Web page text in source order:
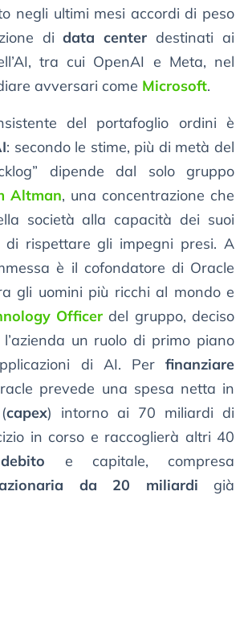
negli ultimi mesi accordi di peso
didata center destinati ai
tra cui OpenAI e Meta, nel
avversari come Microsoft.
del portafoglio ordini è
: secondo le stime, più di metà del
dipende dal solo gruppo
Altman, una concentrazione che
società alla capacità dei suoi
di rispettare gli impegni presi. A
è il cofondatore di Oracle
gli uomini più ricchi al mondo e
Officer del gruppo, deciso
un ruolo di primo piano
di AI. Per finanziare
prevede una spesa netta in
capex) intorno ai 70 miliardi di
in corso e raccoglierà altri 40
debito e capitale, compresa
da 20 miliardi già